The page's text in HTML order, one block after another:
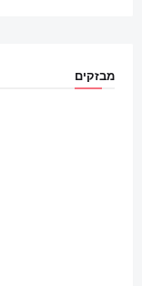
מבזקים